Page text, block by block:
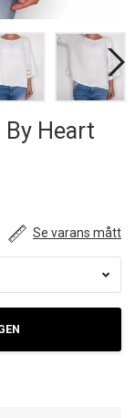
By Heart
Se varans mått